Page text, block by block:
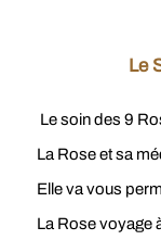
Le
Le soin des 9
La Rose et sa
Elle va vous
La Rose voyage